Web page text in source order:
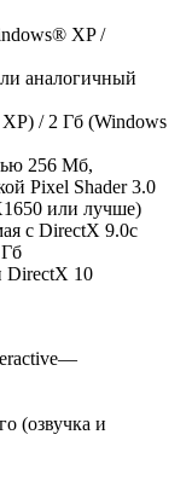
XP /
аналогичный
/ 2 Гб (Windows
256 Мб,
Pixel Shader 3.0
или лучше)
с DirectX 9.0c
10
(озвучка и